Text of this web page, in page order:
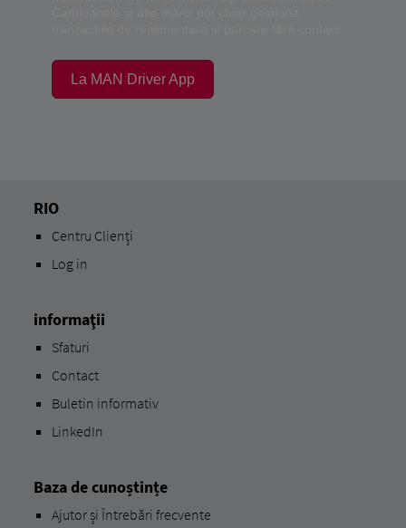
La MAN Driver App
RIO
Centru Clienți
Log in
informaţii
Sfaturi
Contact
Buletin informativ
LinkedIn
Baza de cunoștințe
Ajutor și Întrebări frecvente